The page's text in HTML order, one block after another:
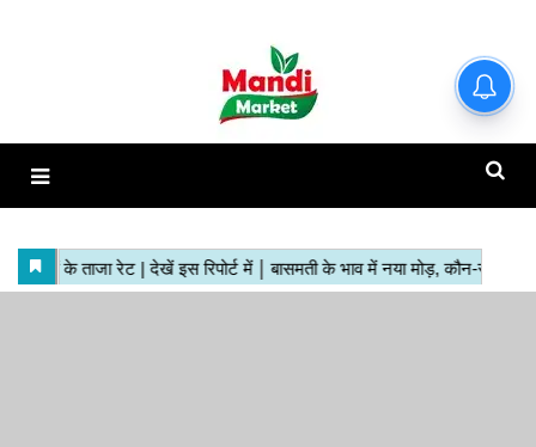
हाजिर मंडियों के ताजा रेट | देखें इस
रिपोर्ट में